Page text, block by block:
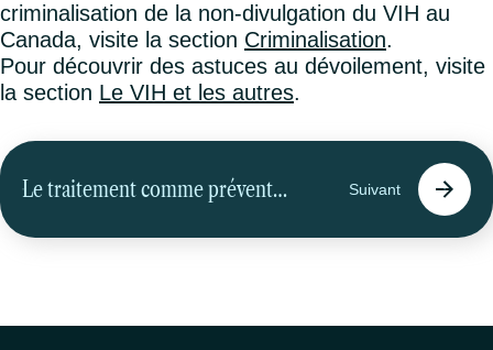
criminalisation de la non-divulgation du VIH au
Canada, visite la section Criminalisation.
Pour découvrir des astuces au dévoilement, visite
la section Le VIH et les autres.
Le traitement comme prévention Suivant